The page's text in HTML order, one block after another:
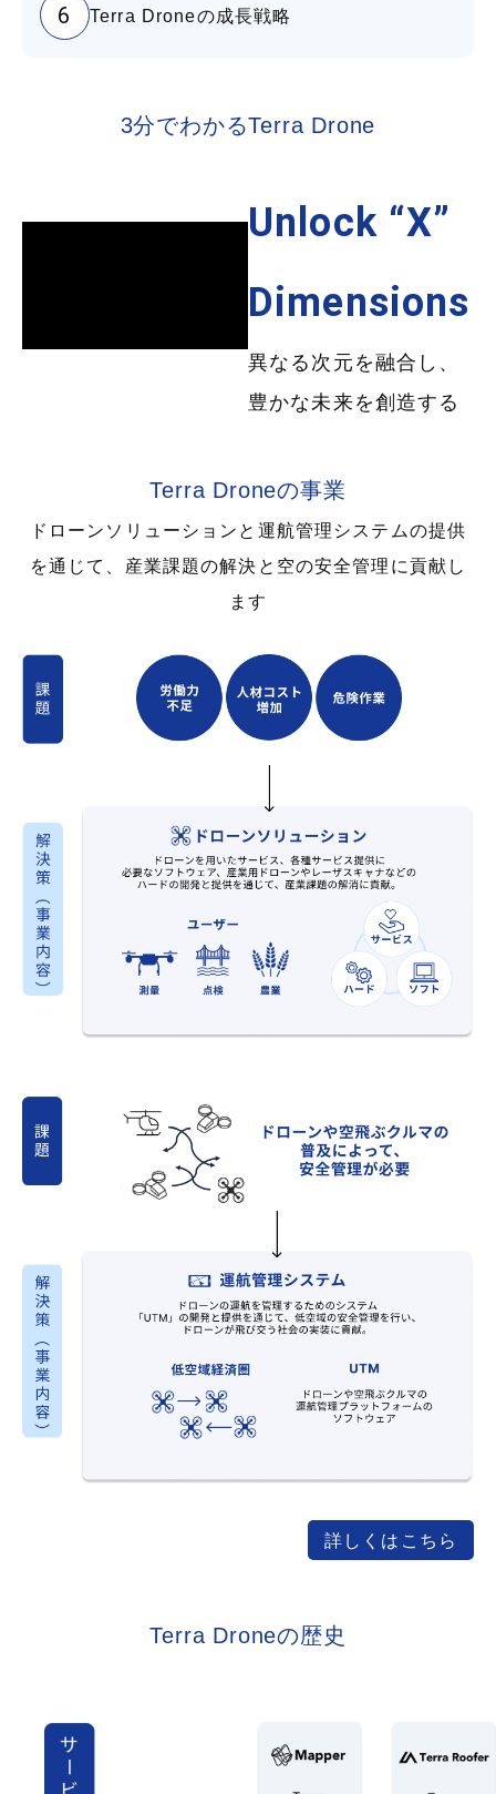
6 Terra Droneの成長戦略
3分でわかるTerra Drone
Unlock “X”
Dimensions
異なる次元を融合し、
豊かな未来を創造する
Terra Droneの事業
ドローンソリューションと運航管理システムの提供
を通じて、産業課題の解決と空の安全管理に貢献し
ます
詳しくはこちら
Terra Droneの歴史